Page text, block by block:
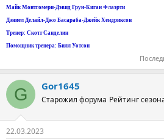
Майк Монтгомери-Дэвид Грун-Киган Флаэрти
Дэниел Делайл-Джо Басараба-Джейк Хендриксон
Тренер: Скотт Санделин
Помощник тренера: Билл Уотсон
G Gor1645
Старожил форума Рейтинг
22.03.2023